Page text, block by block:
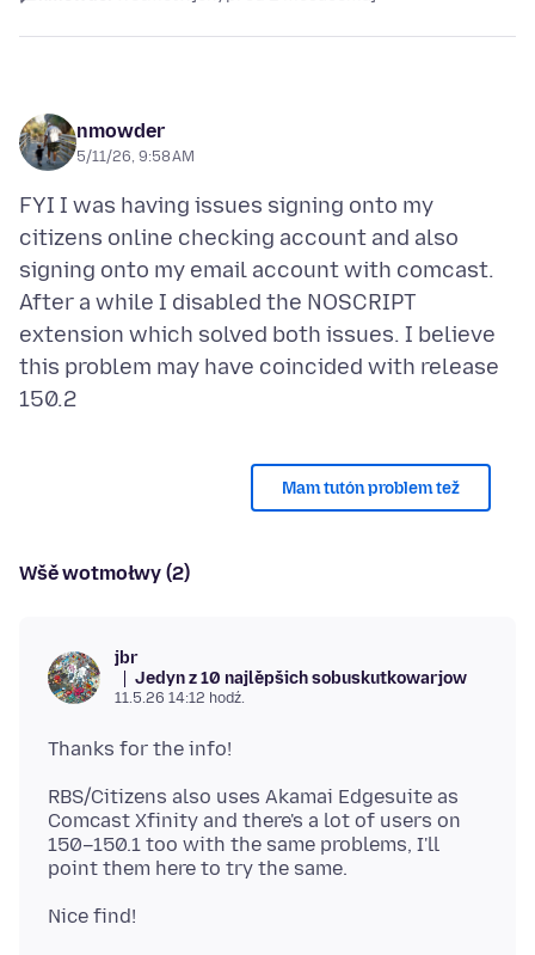
nmowder
5/11/26, 9:58 AM
FYI I was having issues signing onto my
citizens online checking account and also
signing onto my email account with comcast.
After a while I disabled the NOSCRIPT
extension which solved both issues. I believe
this problem may have coincided with release
Mam tutón problem tež
Wšě wotmołwy (2)
jbr
Jedyn z 10 najlěpšich sobuskutkowarjow
11.5.26 14:12 hodź.
RBS/Citizens also uses Akamai Edgesuite as
Comcast Xfinity and there's a lot of users on
150–150.1 too with the same problems, I'll